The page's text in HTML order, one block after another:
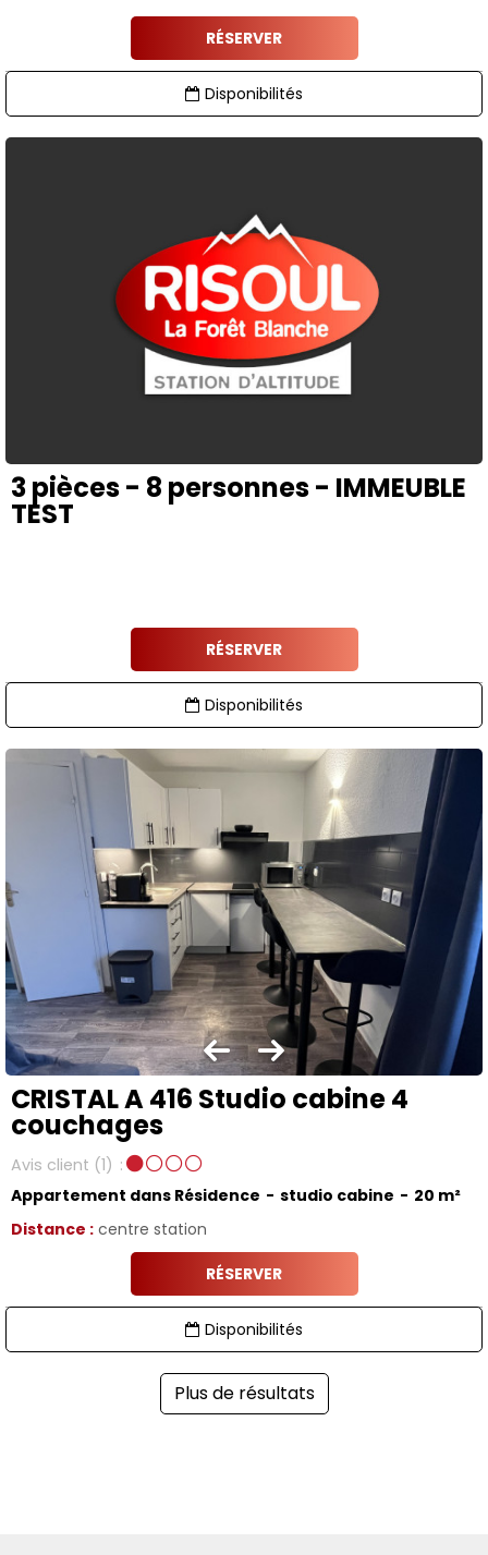
RÉSERVER
Disponibilités
3 pièces - 8 personnes - IMMEUBLE
TEST
RÉSERVER
Disponibilités
CRISTAL A 416 Studio cabine 4
couchages
Avis client (1)
Distance : centre station
Appartement dans Résidence studio cabine 20 m²
RÉSERVER
Disponibilités
Plus de résultats